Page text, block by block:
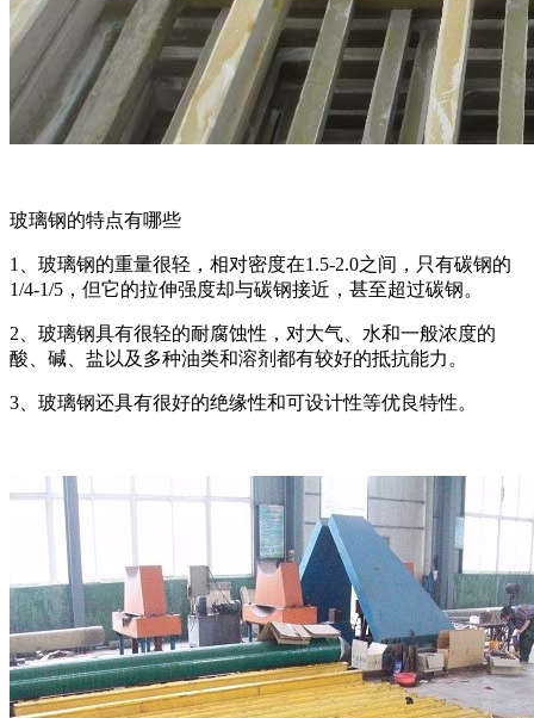
玻璃钢的特点有哪些
1、玻璃钢的重量很轻，相对密度在1.5-2.0之间，只有碳钢的
1/4-1/5，但它的拉伸强度却与碳钢接近，甚至超过碳钢。
2、玻璃钢具有很轻的耐腐蚀性，对大气、水和一般浓度的
酸、碱、盐以及多种油类和溶剂都有较好的抵抗能力。
3、玻璃钢还具有很好的绝缘性和可设计性等优良特性。